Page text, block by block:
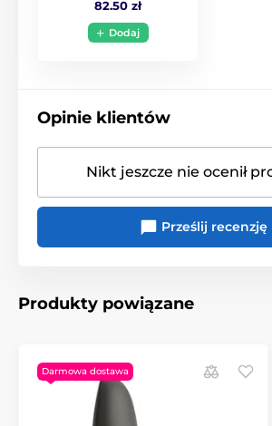
82.50 zł
Dodaj
Opinie klientów
Nikt jeszcze nie ocenił
Prześlij recenzję
Produkty powiązane
Darmowa dostawa